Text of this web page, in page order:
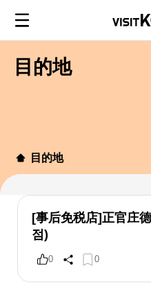
目的地
目的地
[事后免税店]正官庄
점)
0 0